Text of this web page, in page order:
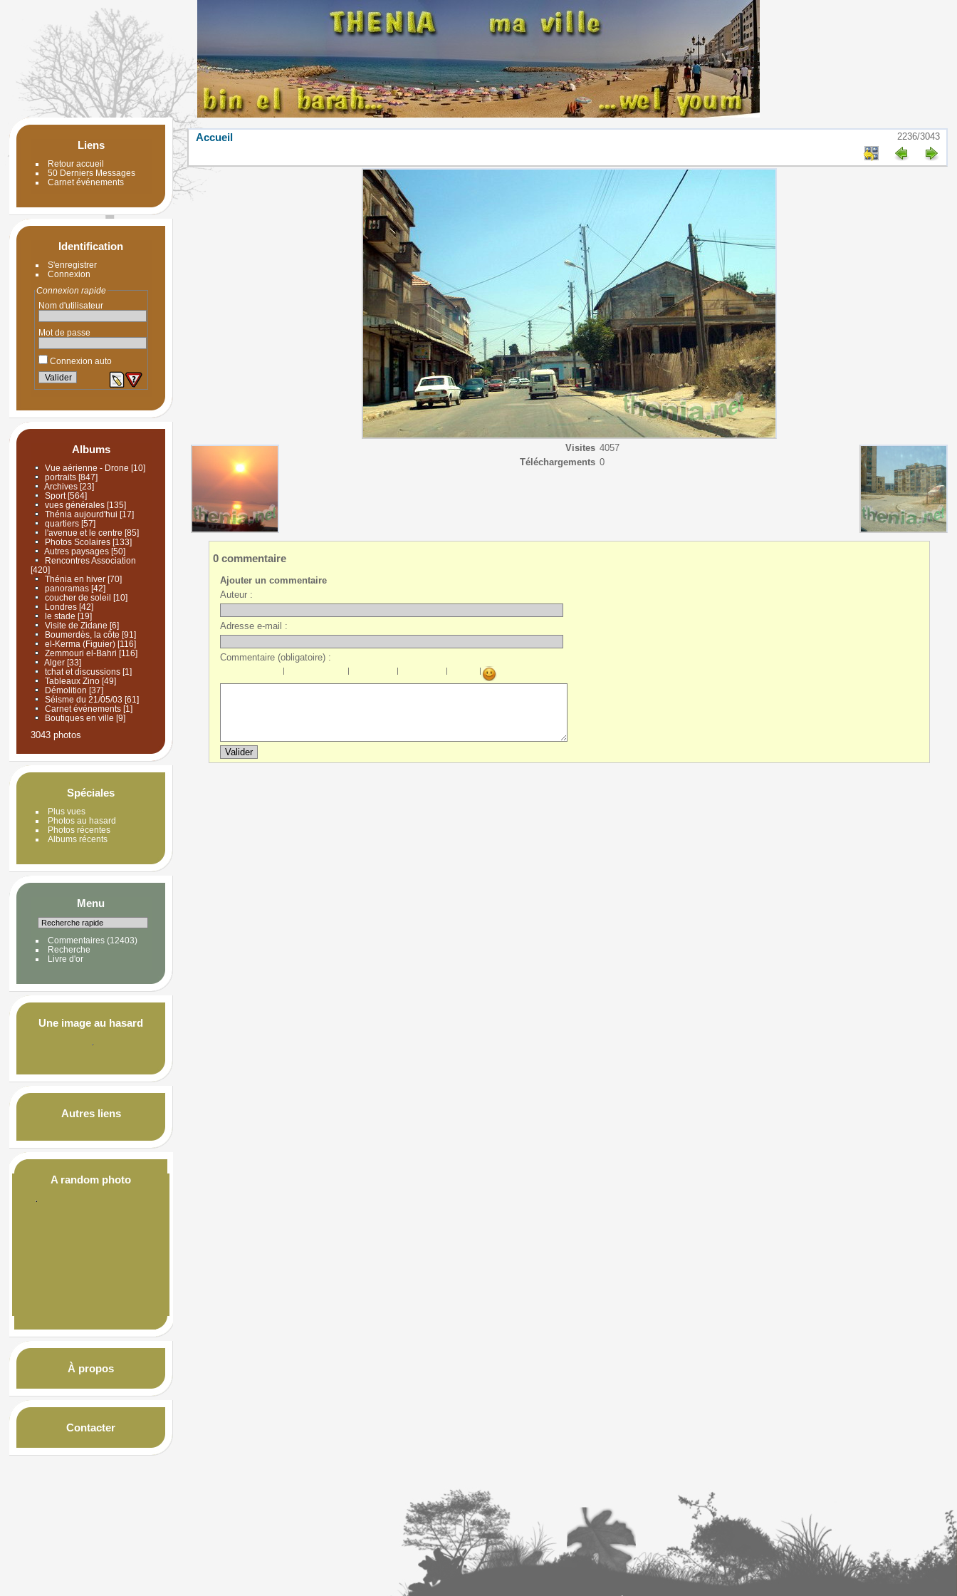
Liens
Retour accueil
50 Derniers Messages
Carnet événements
Identification
S'enregistrer
Connexion
Connexion rapide
Nom d'utilisateur
Mot de passe
Connexion auto
Albums
Vue aérienne - Drone [10]
portraits[847]
Archives [23]
Sport[564]
vues générales[135]
Thénia aujourd'hui [17]
quartiers[57]
l'avenue et le centre [85]
Photos Scolaires[133]
Autres paysages[50]
Rencontres Association
[420]
Thénia en hiver[70]
panoramas[42]
coucher de soleil [10]
Londres[42]
le stade [19]
Visite de Zidane [6]
Boumerdès, la côte [91]
el-Kerma (Figuier)[116]
Zemmouri el-Bahri [116]
Alger[33]
tchat et discussions[1]
Tableaux Zino[49]
Démolition [37]
Séisme du 21/05/03 [61]
Carnet événements[1]
Boutiques en ville [9]
3043 photos
Spéciales
Plus vues
Photos au hasard
Photos récentes
Albums récents
Menu
Commentaires(12403)
Recherche
Livre d'or
Une image au hasard
Autres liens
A random photo
À propos
Contacter
Accueil 2236/3043
Visites 4057
Téléchargements 0
0 commentaire
Ajouter un commentaire
Auteur :
Adresse e-mail :
Commentaire (obligatoire) :
| | | | |